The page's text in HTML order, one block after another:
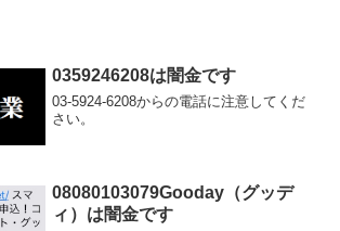
0359246208は闇金です
03-5924-6208からの電話に注意してくだ
さい。
08080103079Gooday（グッデ
ィ）は闇金です